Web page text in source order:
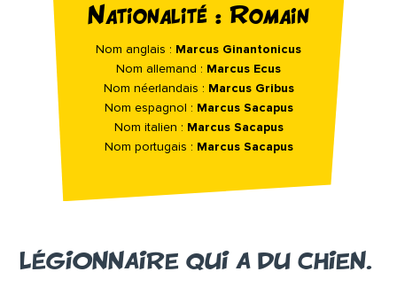
Nationalité : Romain
Nom anglais : Marcus Ginantonicus
Nom allemand : Marcus Ecus
Nom néerlandais : Marcus Gribus
Nom espagnol : Marcus Sacapus
Nom italien : Marcus Sacapus
Nom portugais : Marcus Sacapus
LÉGIONNAIRE QUI A DU CHIEN.